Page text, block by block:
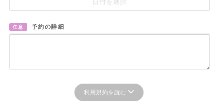
任意 予約の詳細
利用規約を読む